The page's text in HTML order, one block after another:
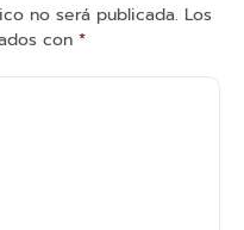
no será publicada. Los
con *